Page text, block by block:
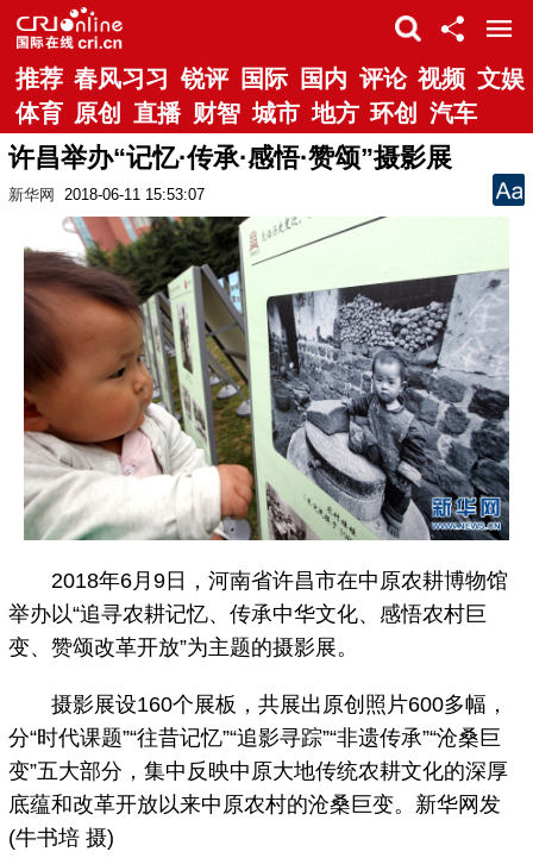
推荐 春风习习 锐评 国际 国内 评论 视频 文娱
体育 原创 直播 财智 城市 地方 环创 汽车
许昌举办“记忆·传承·感悟·赞颂”摄影展
新华网 2018-06-11 15:53:07
2018年6月9日，河南省许昌市在中原农耕博物馆
举办以“追寻农耕记忆、传承中华文化、感悟农村巨
变、赞颂改革开放”为主题的摄影展。
摄影展设160个展板，共展出原创照片600多幅，
分“时代课题”“往昔记忆”“追影寻踪”“非遗传承”“沧桑巨
变”五大部分，集中反映中原大地传统农耕文化的深厚
底蕴和改革开放以来中原农村的沧桑巨变。新华网发
(牛书培 摄)